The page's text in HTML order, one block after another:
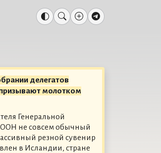
делегатов
молотком
Генеральной
не совсем обычный
резной сувенир
в Исландии, стране